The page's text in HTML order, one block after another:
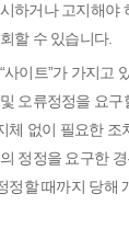
하거나 고지해야
할 수 있습니다.
이트”가 가지고
오류정정을 요구
체 없이 필요한 조
정정을 요구한
정할 때까지 당해